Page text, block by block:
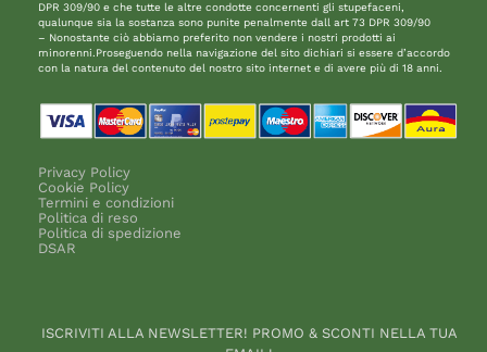
DPR 309/90 e che tutte le altre condotte concernenti gli stupefaceni,
qualunque sia la sostanza sono punite penalmente dall art 73 DPR 309/90
– Nonostante ciò abbiamo preferito non vendere i nostri prodotti ai
minorenni.Proseguendo nella navigazione del sito dichiari si essere d’accordo
con la natura del contenuto del nostro sito internet e di avere più di 18 anni.
Privacy Policy
Cookie Policy
Termini e condizioni
Politica di reso
Politica di spedizione
DSAR
ISCRIVITI ALLA NEWSLETTER! PROMO & SCONTI NELLA TUA